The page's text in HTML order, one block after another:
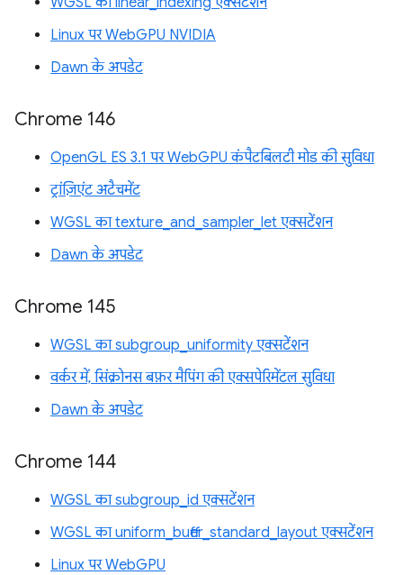
Linux पर WebGPU NVIDIA
Dawn के अपडेट
Chrome 146
OpenGL ES 3.1 पर WebGPU कंपैटबिलटी मोड की सुविधा
ट्रांज़िएंट अटैचमेंट
WGSL का texture_and_sampler_let एक्सटेंशन
Dawn के अपडेट
Chrome 145
WGSL का subgroup_uniformity एक्सटेंशन
वर्कर में, सिंक्रोनस बफ़र मैपिंग की एक्सपेरिमेंटल सुविधा
Dawn के अपडेट
Chrome 144
WGSL का subgroup_id एक्सटेंशन
WGSL का uniform_buffer_standard_layout एक्सटेंशन
Linux पर WebGPU